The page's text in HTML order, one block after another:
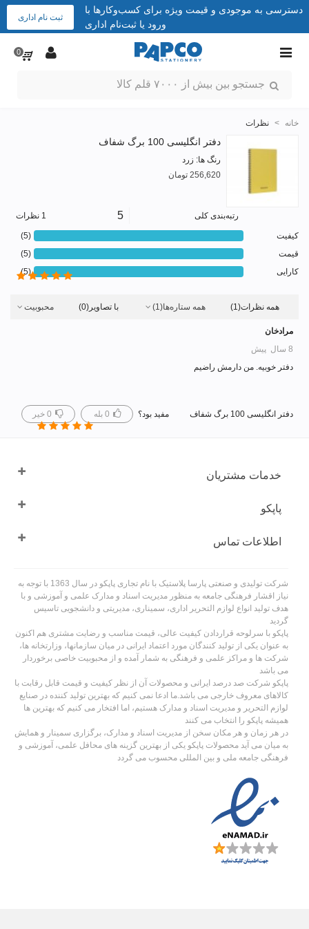
دسترسی به موجودی و قیمت ویژه برای کسب‌وکارها با
ورود یا ثبت‌نام اداری
ثبت نام اداری
0
خانه > نظرات
دفتر انگلیسی 100 برگ شفاف
رنگ ها: زرد
256,620 تومان
رتبه‌بندی کلی 5 1 نظرات
کیفیت
(5)
قیمت
(5)
کارایی
(5)
همه نظرات(1) همه ستاره‌ها(1) با تصاویر (0) محبوبیت
مرادخان
8 سال پیش
دفتر خوبیه. من دارمش راضیم
دفتر انگلیسی 100 برگ شفاف مفید بود؟ 0 بله 0 خیر
خدمات مشتریان
پاپکو
اطلاعات تماس
شرکت تولیدی و صنعتی پارسا پلاستیک با نام تجاری پاپکو در سال 1363 با توجه به
نیاز اقشار فرهنگی جامعه به منظور مدیریت اسناد و مدارک علمی و آموزشی و با
هدف تولید انواع لوازم التحریر اداری، سمیناری، مدیریتی و دانشجویی تاسیس
گردید
پاپکو با سرلوحه قراردادن کیفیت عالی، قیمت مناسب و رضایت مشتری هم اکنون
به عنوان یکی از تولید کنندگان مورد اعتماد ایرانی در میان سازمانها، وزارتخانه ها،
شرکت ها و مراکز علمی و فرهنگی به شمار آمده و از محبوبیت خاصی برخوردار
می باشد
پاپکو شرکت صد درصد ایرانی و محصولات آن از نظر کیفیت و قیمت قابل رقابت با
کالاهای معروف خارجی می باشد.ما ادعا نمی کنیم که بهترین تولید کننده در صنایع
لوازم التحریر و مدیریت اسناد و مدارک هستیم، اما افتخار می کنیم که بهترین ها
همیشه پاپکو را انتخاب می کنند
در هر زمان و هر مکان سخن از مدیریت اسناد و مدارک، برگزاری سمینار و همایش
به میان می آید محصولات پاپکو یکی از بهترین گزینه های محافل علمی، آموزشی و
فرهنگی جامعه ملی و بین المللی محسوب می گردد